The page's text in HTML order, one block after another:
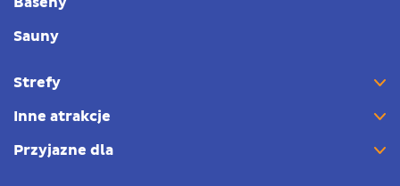
Sauny
Strefy
Inne atrakcje
Przyjazne dla